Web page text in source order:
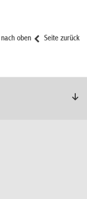
Seite zurück
nach oben